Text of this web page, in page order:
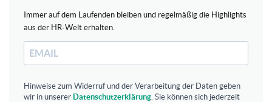
Immer auf dem Laufenden bleiben und regelmäßig die Highlights
aus der HR-Welt erhalten.
Hinweise zum Widerruf und der Verarbeitung der Daten geben
wir in unserer Datenschutzerklärung . Sie können sich jederzeit